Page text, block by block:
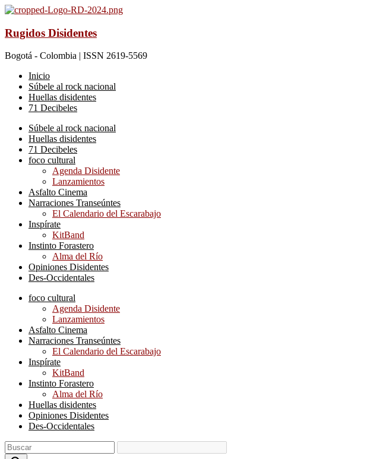
Rugidos Disidentes
Bogotá - Colombia | ISSN 2619-5569
Inicio
Súbele al rock nacional
Huellas disidentes
71 Decibeles
Súbele al rock nacional
Huellas disidentes
71 Decibeles
foco cultural
Agenda Disidente
Lanzamientos
Asfalto Cinema
Narraciones Transeúntes
El Calendario del Escarabajo
Inspírate
KitBand
Instinto Forastero
Alma del Río
Opiniones Disidentes
Des-Occidentales
foco cultural
Agenda Disidente
Lanzamientos
Asfalto Cinema
Narraciones Transeúntes
El Calendario del Escarabajo
Inspírate
KitBand
Instinto Forastero
Alma del Río
Huellas disidentes
Opiniones Disidentes
Des-Occidentales